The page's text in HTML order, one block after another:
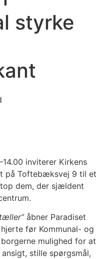
styrke
inviterer Kirkens
på Toftebæksvej 9 til et
dem, der sjældent
åbner Paradiset
før Kommunal- og
mulighed for at
stille spørgsmål,